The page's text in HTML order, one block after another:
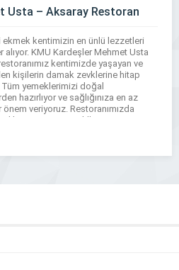
Usta – Aksaray Restoran
ekmek kentimizin en ünlü lezzetleri
alıyor. KMU Kardeşler Mehmet Usta
kentimizde yaşayan ve
kişilerin damak zevklerine hitap
yemeklerimizi doğal
hazırlıyor ve sağlığınıza en az
veriyoruz. Restoranımızda
hissetmenizi verdiğimiz üstün